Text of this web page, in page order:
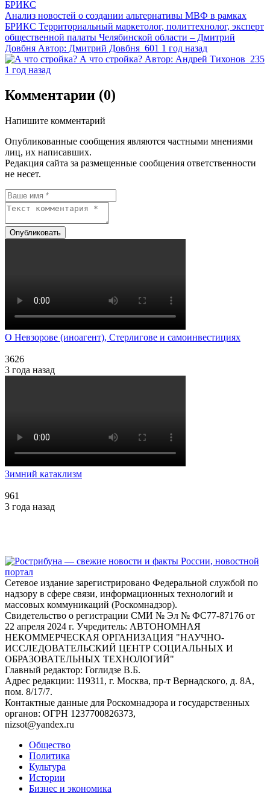
Анализ новостей о создании альтернативы МВФ в рамках
БРИКС Территориальный маркетолог, политтехнолог, эксперт
общественной палаты Челябинской области – Дмитрий
Довбня Автор: Дмитрий Довбня 601 1 год назад
А что стройка? Автор: Андрей Тихонов 235
1 год назад
Комментарии (0)
Напишите комментарий
Опубликованные сообщения являются частными мнениями
лиц, их написавших.
Редакция сайта за размещенные сообщения ответственности
не несет.
Опубликовать
О Невзорове (иноагент), Стерлигове и самоинвестициях
3626
3 года назад
Зимний катаклизм
961
3 года назад
Сетевое издание зарегистрировано Федеральной службой по
надзору в сфере связи, информационных технологий и
массовых коммуникаций (Роскомнадзор).
Свидетельство о регистрации СМИ № Эл № ФС77-87176 от
22 апреля 2024 г. Учредитель: АВТОНОМНАЯ
НЕКОММЕРЧЕСКАЯ ОРГАНИЗАЦИЯ "НАУЧНО-
ИССЛЕДОВАТЕЛЬСКИЙ ЦЕНТР СОЦИАЛЬНЫХ И
ОБРАЗОВАТЕЛЬНЫХ ТЕХНОЛОГИЙ"
Главный редактор: Гоглидзе В.Б.
Адрес редакции: 119311, г. Москва, пр-т Вернадского, д. 8А,
пом. 8/17/7.
Контактные данные для Роскомнадзора и государственных
органов: ОГРН 1237700826373,
nizsot@yandex.ru
Общество
Политика
Культура
Истории
Бизнес и экономика